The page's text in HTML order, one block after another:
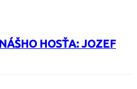
HOSŤA: JOZEF